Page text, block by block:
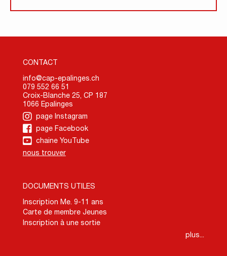
CONTACT
info@cap-epalinges.ch
079 552 66 51
Croix-Blanche 25, CP 187
1066 Epalinges
page Instagram
page Facebook
chaine YouTube
nous trouver
DOCUMENTS UTILES
Inscription Me. 9-11 ans
Carte de membre Jeunes
Inscription à une sortie
plus...